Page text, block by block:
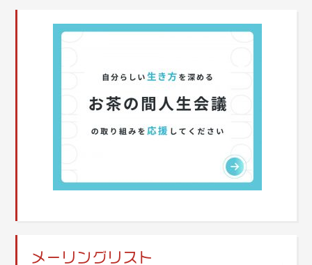
メーリングリスト